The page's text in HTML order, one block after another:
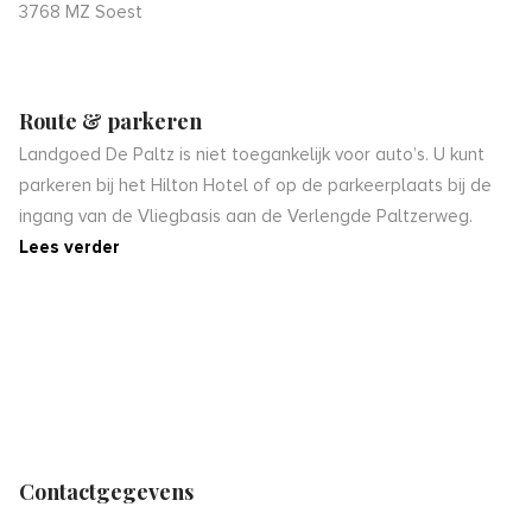
3768 MZ Soest
Route & parkeren
Landgoed De Paltz is niet toegankelijk voor auto’s. U kunt
parkeren bij het Hilton Hotel of op de parkeerplaats bij de
ingang van de Vliegbasis aan de Verlengde Paltzerweg.
Lees verder
Contactgegevens